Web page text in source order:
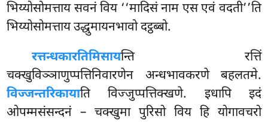
भिय्योसोमत्ताय सवनं विय ‘‘मादिसं नाम एस एवं वदती’’ति
भिय्योसोमत्ताय उद्धुमायनभावो दट्ठब्बो.
रत्तन्धकारतिमिसायन्ति रत्तिं
चक्खुविञ्ञाणुप्पत्तिनिवारणेन अन्धभावकरणे बहलतमे.
विज्जन्तरिकायाति विज्जुप्पत्तिक्खणे. इधापि इदं
ओपम्मसंसन्दनं – चक्खुमा पुरिसो विय हि योगावचरो